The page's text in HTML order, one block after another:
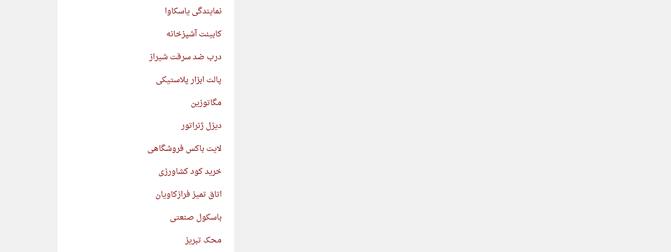
نمایندگی یاسکاوا
کابینت آشپزخانه
درب ضد سرقت شیراز
پالت ابزار پلاستیکی
مگاتوزین
دیزل ژنراتور
لایت باکس فروشگاهی
خرید کود کشاورزی
اتاق تمیز فرازکاویان
باسکول صنعتی
محک تبریز